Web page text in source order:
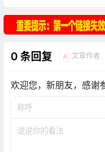
0 条回复 A 文章作者
欢迎您，新朋友，感谢